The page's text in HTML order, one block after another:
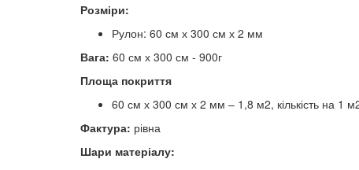
Розміри:
Рулон: 60 см х 300 см х 2 мм
Вага: 60 см х 300 см - 900г
Площа покриття
60 см х 300 см х 2 мм – 1,8 м2, кількість на 1
Фактура: рівна
Шари матеріалу: